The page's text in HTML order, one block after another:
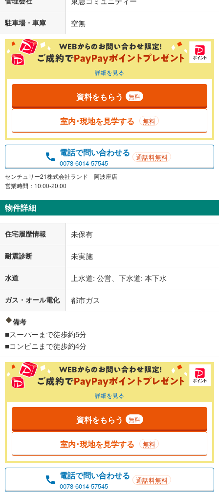
駐車場・車庫 空無
詳細を見る
資料をもらう 無料
室内･現地を見学する 無料
電話で問い合わせる
0078-6014-57545
通話料無料
センチュリー21株式会社ランド 阿波座店
営業時間：10:00-20:00
物件詳細
住宅履歴情報 未保有
耐震診断 未実施
水道 上水道: 公営、下水道: 本下水
ガス・オール電化 都市ガス
備考
■スーパーまで徒歩約5分
■コンビニまで徒歩約4分
詳細を見る
資料をもらう 無料
室内･現地を見学する 無料
電話で問い合わせる
0078-6014-57545
通話料無料